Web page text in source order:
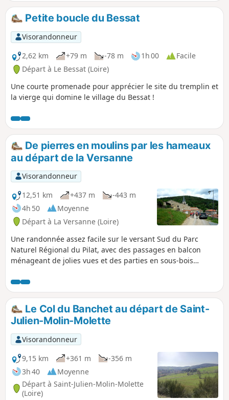
Petite boucle du Bessat
Visorandonneur
2,62 km
+79 m -78 m 1h 00
Facile
Départ à Le Bessat (Loire)
Une courte promenade pour apprécier le site du tremplin et
la vierge qui domine le village du Bessat !
De pierres en moulins par les hameaux
au départ de la Versanne
Visorandonneur
12,51 km
+437 m
-443 m
4h 50
Moyenne
Départ à La Versanne (Loire)
Une randonnée assez facile sur le versant Sud du Parc
Naturel Régional du Pilat, avec des passages en balcon
ménageant de jolies vues et des parties en sous-bois
multiples croix anciennes, des fermes pittoresques, des
pierres mystérieuses et d'anciens moulins.
Le Col du Banchet au départ de Saint-
Julien-Molin-Molette
Visorandonneur
9,15 km
+361 m
-356 m
3h 40
Moyenne
Départ à Saint-Julien-Molin-Molette
(Loire)